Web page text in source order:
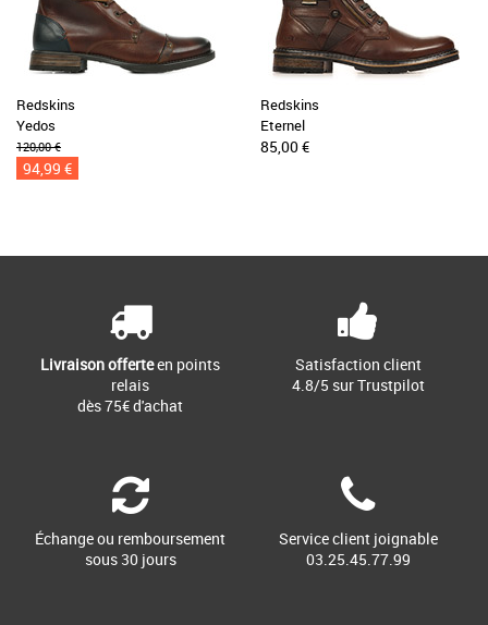
Redskins
Yedos
120,00 €
94,99 €
Redskins
Eternel
85,00 €
Livraison offerteen points
relais
dès 75€ d'achat
Satisfaction client
4.8/5 sur Trustpilot
Échange ou remboursement
sous 30 jours
Service client joignable
03.25.45.77.99